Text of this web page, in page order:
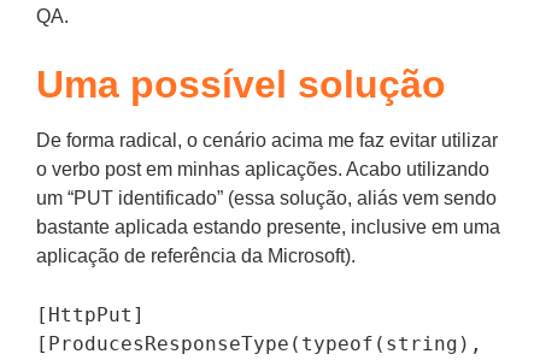
QA.
Uma possível solução
De forma radical, o cenário acima me faz evitar utilizar
o verbo post em minhas aplicações. Acabo utilizando
um “PUT identificado” (essa solução, aliás vem sendo
bastante aplicada estando presente, inclusive em uma
aplicação de referência da Microsoft).
[HttpPut]
[ProducesResponseType(typeof(string),